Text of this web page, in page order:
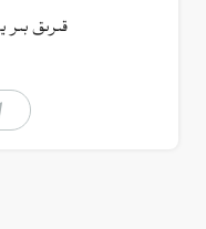
قىرىق بىر